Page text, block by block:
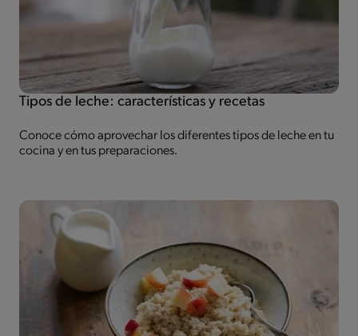
Tipos de leche: características y recetas
Conoce cómo aprovechar los diferentes tipos de leche en tu
cocina y en tus preparaciones.